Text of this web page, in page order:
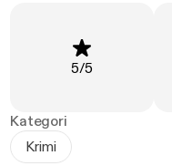
Vurdering
5/5
Kategori
Krimi